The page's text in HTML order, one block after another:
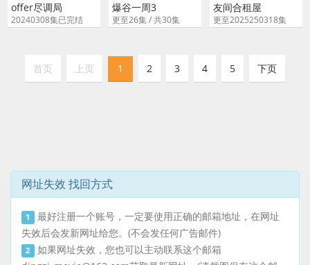
offer尽调局
20240308集已完结
爆谷一周3
更至26集 / 共30集
友间合租屋
更至2025250318集
首页 上页 1 2 3 4 5 下页
网址失效 找回方式
1 最好注册一个账号，一定要使用正确的邮箱地址，在网址
失效后会发新网址给您。(不会发任何广告邮件)
2 如果网址失效，您也可以主动联系这个邮箱